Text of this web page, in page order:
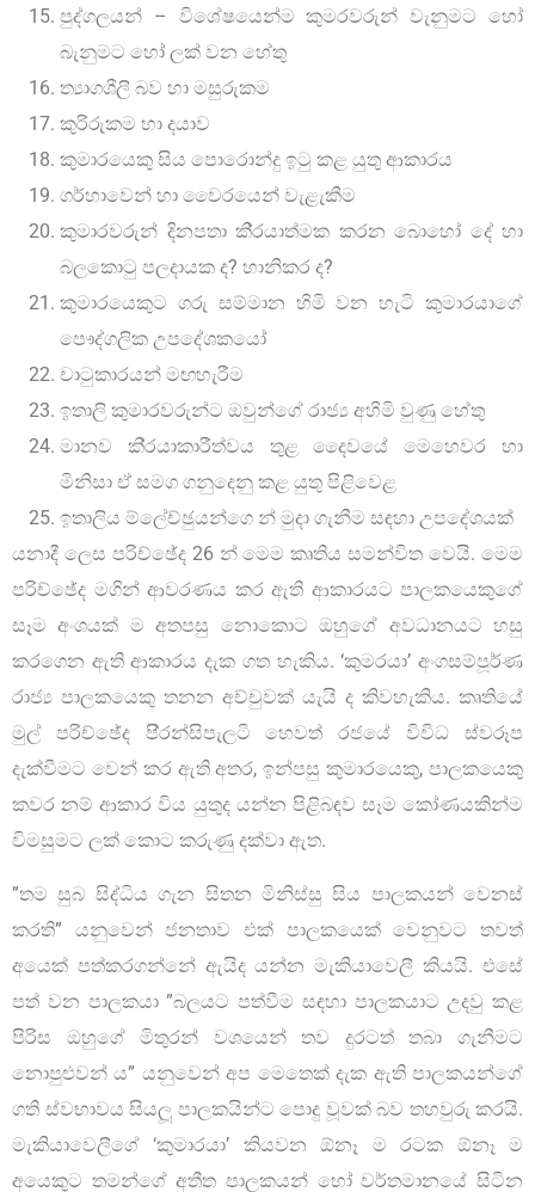
පුද්ගලයන් – විශේෂයෙන්ම කුමරවරුන් වැනුමට හෝ
බැනුමට හෝ ලක් වන හේතු
ත්‍යාගශීලී බව හා මසුරුකම
කුරිරුකම හා දයාව
කුමාරයෙකු සිය පොරොන්දු ඉටු කළ යුතු ආකාරය
ගර්හාවෙන් හා වෛරයෙන් වැළැකීම
කුමාරවරුන් දිනපතා කි‍්‍රයාත්මක කරන බොහෝ දේ හා
බලකොටු පලදායක ද? හානිකර ද?
කුමාරයෙකුට ගරු සම්මාන හිමි වන හැටි කුමාරයාගේ
පෞද්ගලික උපදේශකයෝ
චාටුකාරයන් මඟහැරීම
ඉතාලි කුමාරවරුන්ට ඔවුන්ගේ රාජ්‍ය අහිමි වුණු හේතු
මානව කි‍්‍රයාකාරීත්වය තුළ දෛවයේ මෙහෙවර හා
මිනිසා ඒ සමග ගනුදෙනු කළ යුතු පිළිවෙළ
ඉතාලිය ම්ලේච්ඡුයන්ගෙ න් මුදා ගැනීම සඳහා උපදේශයක්
යනාදී ලෙස පරිච්ඡේද 26 න් මෙම කෘතිය සමන්විත වෙයි. මෙම
පරිච්ඡේද මගින් ආවරණය කර ඇති ආකාරයට පාලකයෙකුගේ
සෑම අංශයක් ම අතපසු නොකොට ඔහුගේ අවධානයට හසු
කරගෙන ඇති ආකාරය දැක ගත හැකිය. ‘කුමරයා’ අංගසම්පූර්ණ
රාජ්‍ය පාලකයෙකු තනන අච්චුවක් යැයි ද කිවහැකිය. කෘතියේ
මුල් පරිච්ඡේද පි‍්‍රන්සිපැලටි හෙවත් රජයේ විවිධ ස්වරූප
දැක්වීමට වෙන් කර ඇති අතර, ඉන්පසු කුමාරයෙකු, පාලකයෙකු
කවර නම් ආකාර විය යුතුද යන්න පිළිබඳව සෑම කෝණයකින්ම
විමසුමට ලක් කොට කරුණු දක්වා ඇත.
”තම සුබ සිද්ධිය ගැන සිතන මිනිස්සු සිය පාලකයන් වෙනස්
කරති” යනුවෙන් ජනතාව එක් පාලකයෙක් වෙනුවට තවත්
අයෙක් පත්කරගන්නේ ඇයිද යන්න මැකියාවෙලී කියයි. එසේ
පත් වන පාලකයා ”බලයට පත්වීම සඳහා පාලකයාට උදවු කළ
පිරිස ඔහුගේ මිතුරන් වශයෙන් තව දුරටත් තබා ගැනීමට
නොපුළුවන් ය” යනුවෙන් අප මෙතෙක් දැක ඇති පාලකයන්ගේ
ගති ස්වභාවය සියලූ පාලකයින්ට පොදු වූවක් බව තහවුරු කරයි.
මැකියාවෙලීගේ ‘කුමාරයා’ කියවන ඕනෑ ම රටක ඕනෑ ම
අයෙකුට තමන්ගේ අතීත පාලකයන් හෝ වර්තමානයේ සිටින